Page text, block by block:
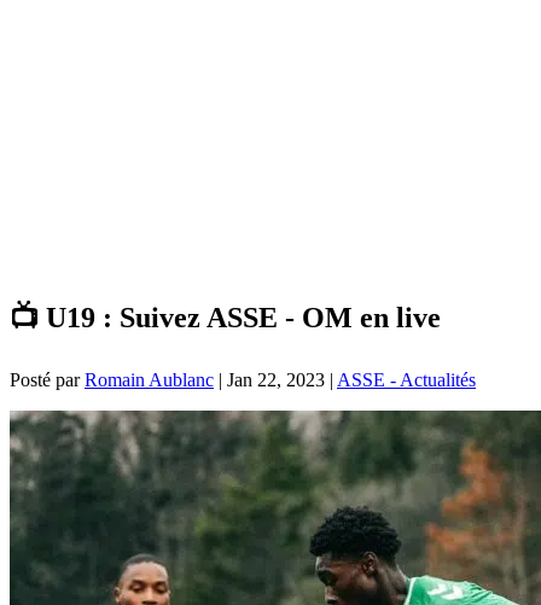
📺 U19 : Suivez ASSE - OM en live
Posté parRomain Aublanc | Jan 22, 2023 | ASSE - Actualités